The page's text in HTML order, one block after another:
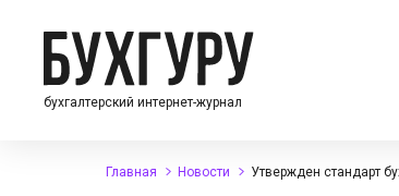
бухгалтерский интернет-журнал
Главная Новости Утвержден стандарт